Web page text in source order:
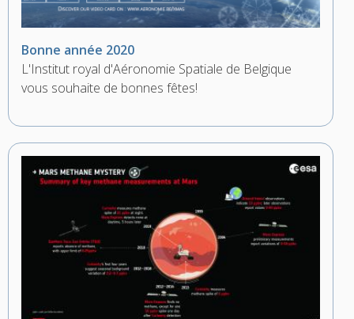
Bonne année 2020
L'Institut royal d'Aéronomie Spatiale de Belgique
vous souhaite de bonnes fêtes!